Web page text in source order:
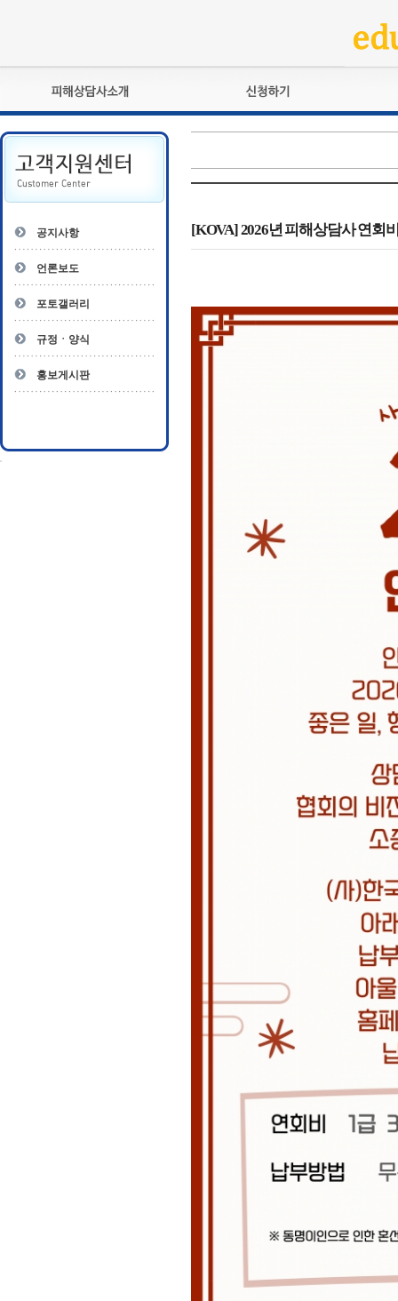
피해상담사란?
자격관리규정
상담사 자격증 확인
- 피해상담사 1급
- 전문수련감독자
- 전문수련기관
교육훈련
자격복원
공지사항
언론보도
포토갤러리
규정ㆍ양식
홍보게시판
[KOVA] 2026년 피해상담사 연회